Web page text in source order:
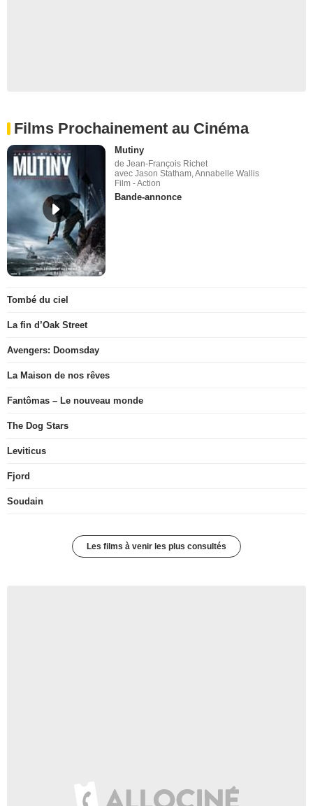
Films Prochainement au Cinéma
Mutiny
de Jean-François Richet
avec Jason Statham, Annabelle Wallis
Film - Action
Bande-annonce
Tombé du ciel
La fin d’Oak Street
Avengers: Doomsday
La Maison de nos rêves
Fantômas – Le nouveau monde
The Dog Stars
Leviticus
Fjord
Soudain
Les films à venir les plus consultés